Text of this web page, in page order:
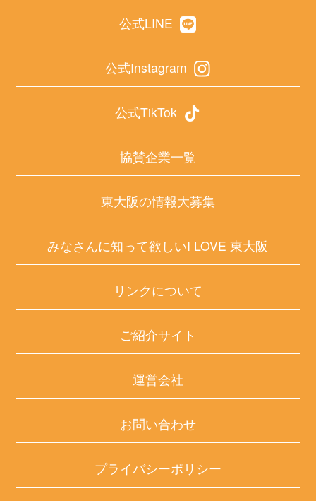
公式LINE
公式Instagram
公式TikTok
協賛企業一覧
東大阪の情報大募集
みなさんに知って欲しいI LOVE 東大阪
リンクについて
ご紹介サイト
運営会社
お問い合わせ
プライバシーポリシー